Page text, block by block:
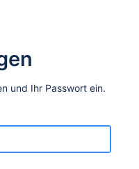
und Ihr Passwort ein.